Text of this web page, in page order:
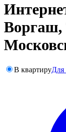
Воргаш,
В квартируДля